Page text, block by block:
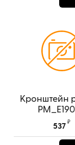
Кронштейн
537
₽